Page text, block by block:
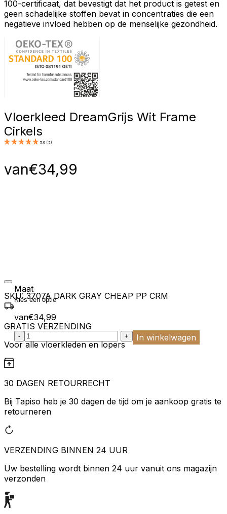
100-certificaat, dat bevestigt dat het product is getest en
geen schadelijke stoffen bevat in concentraties die een
negatieve invloed hebben op de menselijke gezondheid.
Vloerkleed DreamGrijs Wit Frame
Cirkels
5.0 (5)
van€34,99
Maat
van€34,99
:product_name quantity
- + In winkelwagen
SKU: 3707A DARK GRAY CHEAP PP CRM
GRATIS VERZENDING
Voor alle vloerkleden en lopers
30 DAGEN RETOURRECHT
Bij Tapiso heb je 30 dagen de tijd om je aankoop gratis te
retourneren
VERZENDING BINNEN 24 UUR
Uw bestelling wordt binnen 24 uur vanuit ons magazijn
verzonden